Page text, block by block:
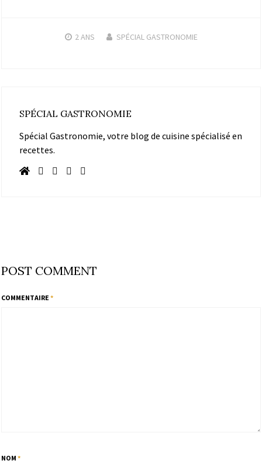
2 ANS SPÉCIAL GASTRONOMIE
SPÉCIAL GASTRONOMIE
Spécial Gastronomie, votre blog de cuisine spécialisé en
recettes.
POST COMMENT
COMMENTAIRE *
NOM *